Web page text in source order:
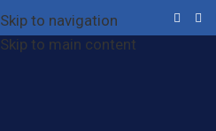
Skip to navigation
Skip to main content